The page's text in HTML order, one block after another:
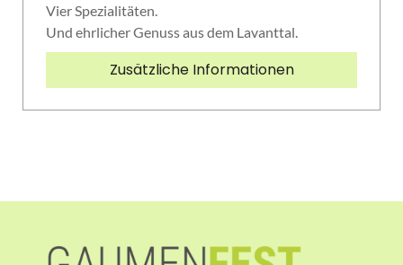
Zusätzliche Informationen
Vier Spezialitäten.
Und ehrlicher Genuss aus dem Lavanttal.